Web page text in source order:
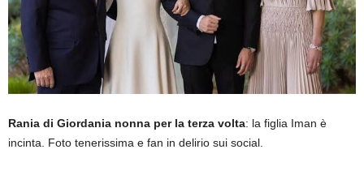
Rania di Giordania nonna per la terza volta: la figlia Iman è
incinta. Foto tenerissima e fan in delirio sui social.